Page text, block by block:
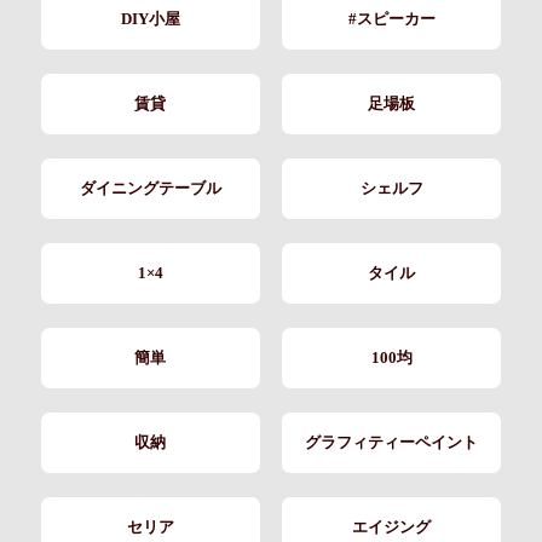
DIY小屋 #スピーカー
賃貸 足場板
ダイニングテーブル シェルフ
1×4 タイル
簡単 100均
収納 グラフィティーペイント
セリア エイジング